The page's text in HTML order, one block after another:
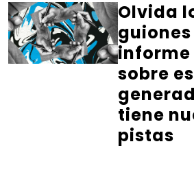
Olvida
sobre
tiene
pistas